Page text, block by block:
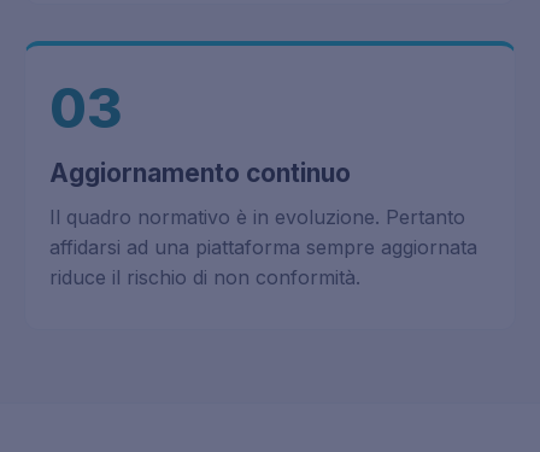
03
Aggiornamento continuo
Il quadro normativo è in evoluzione. Pertanto
affidarsi ad una piattaforma sempre aggiornata
riduce il rischio di non conformità.